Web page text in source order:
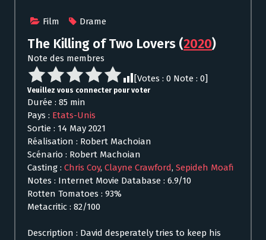
Film Drame
The Killing of Two Lovers (2020)
Note des membres
[Votes : 0 Note : 0]
Veuillez vous connecter pour voter
Durée : 85 min
Pays : Etats-Unis
Sortie : 14 May 2021
Réalisation : Robert Machoian
Scénario : Robert Machoian
Casting : Chris Coy, Clayne Crawford, Sepideh Moafi
Notes : Internet Movie Database : 6.9/10
Rotten Tomatoes : 93%
Metacritic : 82/100
Description : David desperately tries to keep his